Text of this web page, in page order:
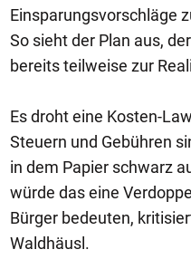
Einsparungsvorschläge
So sieht der Plan aus,
bereits teilweise zur
Es droht eine Kosten-
Steuern und Gebühren
in dem Papier schwarz
würde das eine
Bürger bedeuten,
Waldhäusl.